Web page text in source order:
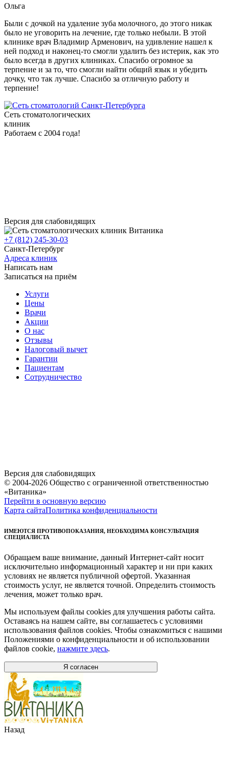
клиники
Ольга
Были с дочкой на удаление зуба молочного, до этого никак
было не уговорить на лечение, где только небыли. В этой
клинике врач Владимир Арменович, на удивление нашел к
ней подход и наконец-то смогли удалить без истерик, как это
было всегда в других клиниках. Спасибо огромное за
терпение и за то, что смогли найти общий язык и убедить
дочку, что так лучше. Спасибо за отличную работу и
терпение!
Сеть стоматологических
клиник
Работаем с 2004 года!
Версия для слабовидящих
+7 (812) 245-30-03
Санкт-Петербург
Адреса клиник
Написать нам
Записаться на приём
Услуги
Цены
Врачи
Акции
О нас
Отзывы
Налоговый вычет
Гарантии
Пациентам
Сотрудничество
Версия для слабовидящих
© 2004-2026 Общество с ограниченной ответственностью
«Витаника»
Перейти в основную версию
Карта сайтаПолитика конфиденциальности
ИМЕЮТСЯ ПРОТИВОПОКАЗАНИЯ, НЕОБХОДИМА КОНСУЛЬТАЦИЯ
СПЕЦИАЛИСТА
Обращаем ваше внимание, данный Интернет-сайт носит
исключительно информационный характер и ни при каких
условиях не является публичной офертой. Указанная
стоимость услуг, не является точной. Определить стоимость
лечения, может только врач.
Мы используем файлы cookies для улучшения работы сайта.
Оставаясь на нашем сайте, вы соглашаетесь с условиями
использования файлов cookies. Чтобы ознакомиться с нашими
Положениями о конфиденциальности и об использовании
файлов cookie, нажмите здесь.
Я согласен
Назад